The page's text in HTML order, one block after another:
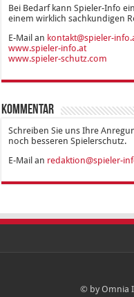
Bei Bedarf kann Spieler-Info
einem wirklich sachkundigen
E-Mail an kontakt@spieler-
www.spieler-info.at
www.spieler-schutz.com
Kommentar
Schreiben Sie uns Ihre
noch besseren Spielerschutz.
E-Mail an redaktion@spieler-
© by Omnia